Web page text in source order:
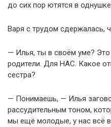
до сих пор ютятся в
Варя с трудом сдержалась,
— Илья, ты в своём уме?
родители. Для НАС. Какое
сестра?
— Понимаешь, — Илья
рассудительным тоном,
мы ещё молодые, у нас всё